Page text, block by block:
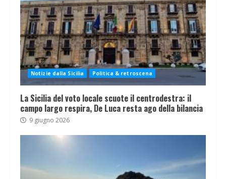
Notizie dalla Sicilia Politica & retroscena
La Sicilia del voto locale scuote il centrodestra: il
campo largo respira, De Luca resta ago della bilancia
9 giugno 2026